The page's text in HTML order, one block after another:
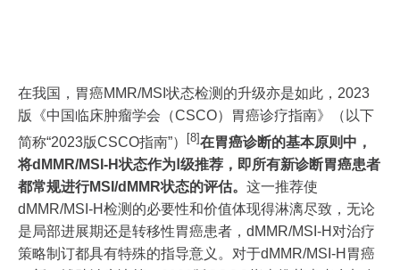
在我国，胃癌MMR/MSI状态检测的升级亦是如此，2023
版《中国临床肿瘤学会（CSCO）胃癌诊疗指南》（以下
简称“2023版CSCO指南”）
[8]在胃癌诊断的基本原则中，
将dMMR/MSI-H状态作为Ⅰ级推荐，即所有新诊断胃癌患者
都常规进行MSI/dMMR状态的评估。 这一推荐使
dMMR/MSI-H检测的必要性和价值体现得淋漓尽致，无论
是局部进展期还是转移性胃癌患者，dMMR/MSI-H对治疗
策略制订都具有特殊的指导意义。对于dMMR/MSI-H胃癌